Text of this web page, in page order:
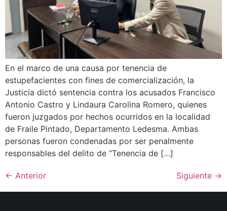
En el marco de una causa por tenencia de
estupefacientes con fines de comercialización, la
Justicia dictó sentencia contra los acusados Francisco
Antonio Castro y Lindaura Carolina Romero, quienes
fueron juzgados por hechos ocurridos en la localidad
de Fraile Pintado, Departamento Ledesma. Ambas
personas fueron condenadas por ser penalmente
responsables del delito de “Tenencia de […]
← Anterior Siguiente →